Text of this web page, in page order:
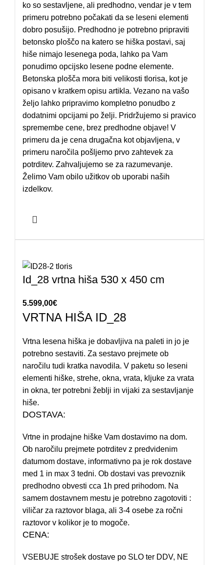
ko so sestavljene, ali predhodno, vendar je v tem
primeru potrebno počakati da se leseni elementi
dobro posušijo. Predhodno je potrebno pripraviti
betonsko ploščo na katero se hiška postavi, saj
hiše nimajo lesenega poda, lahko pa Vam
ponudimo opcijsko lesene podne elemente.
Betonska plošča mora biti velikosti tlorisa, kot je
opisano v kratkem opisu artikla. Vezano na vašo
željo lahko pripravimo kompletno ponudbo z
dodatnimi opcijami po želji. Pridržujemo si pravico
spremembe cene, brez predhodne objave! V
primeru da je cena drugačna kot objavljena, v
primeru naročila pošljemo prvo zahtevek za
potrditev. Zahvaljujemo se za razumevanje.
Želimo Vam obilo užitkov ob uporabi naših
izdelkov.
Id_28 vrtna hiša 530 x 450 cm
5.599,00€
VRTNA HIŠA ID_28
Vrtna lesena hiška je dobavljiva na paleti in jo je
potrebno sestaviti. Za sestavo prejmete ob
naročilu tudi kratka navodila. V paketu so leseni
elementi hiške, strehe, okna, vrata, kljuke za vrata
in okna, ter potrebni žeblji in vijaki za sestavljanje
hiše.
DOSTAVA:
Vrtne in prodajne hiške Vam dostavimo na dom.
Ob naročilu prejmete potrditev z predvidenim
datumom dostave, informativno pa je rok dostave
med 1 in max 3 tedni. Ob dostavi vas prevoznik
predhodno obvesti cca 1h pred prihodom. Na
samem dostavnem mestu je potrebno zagotoviti :
viličar za raztovor blaga, ali 3-4 osebe za ročni
raztovor v kolikor je to mogoče.
CENA:
VSEBUJE strošek dostave po SLO ter DDV, NE